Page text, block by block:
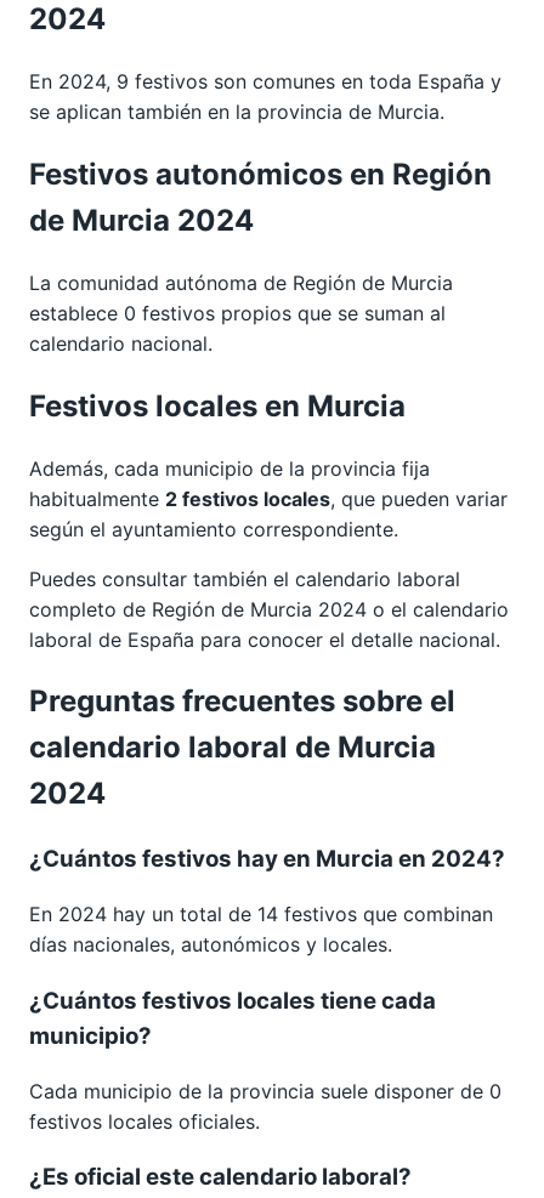
2024
En 2024, 9 festivos son comunes en toda España y
se aplican también en la provincia de Murcia.
Festivos autonómicos en Región
de Murcia 2024
La comunidad autónoma de Región de Murcia
establece 0 festivos propios que se suman al
calendario nacional.
Festivos locales en Murcia
Además, cada municipio de la provincia fija
habitualmente 2 festivos locales, que pueden variar
según el ayuntamiento correspondiente.
Puedes consultar también el calendario laboral
completo de Región de Murcia 2024 o el calendario
laboral de España para conocer el detalle nacional.
Preguntas frecuentes sobre el
calendario laboral de Murcia
2024
¿Cuántos festivos hay en Murcia en 2024?
En 2024 hay un total de 14 festivos que combinan
días nacionales, autonómicos y locales.
¿Cuántos festivos locales tiene cada
municipio?
Cada municipio de la provincia suele disponer de 0
festivos locales oficiales.
¿Es oficial este calendario laboral?